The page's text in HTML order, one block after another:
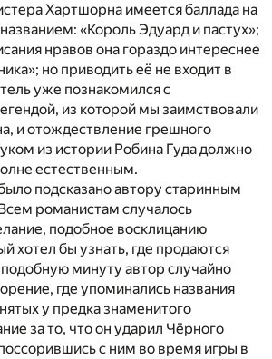
Хартшорна имеется баллада на
«Король Эдуард и пастух»;
нравов она гораздо интереснее
но приводить её не входит в
уже познакомился с
из которой мы заимствовали
и отождествление грешного
из истории Робина Гуда должно
естественным.
подсказано автору старинным
романистам случалось
подобное восклицанию
хотел бы узнать, где продаются
минуту автор случайно
где упоминались названия
у предка знаменитого
за то, что он ударил Чёрного
с ним во время игры в